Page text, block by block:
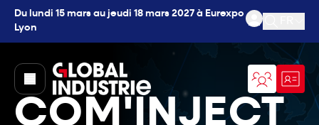
Du lundi 15 mars au jeudi 18 mars 2027 à Eurexpo
Lyon
Ouvrir
page.home
COM'INJECT